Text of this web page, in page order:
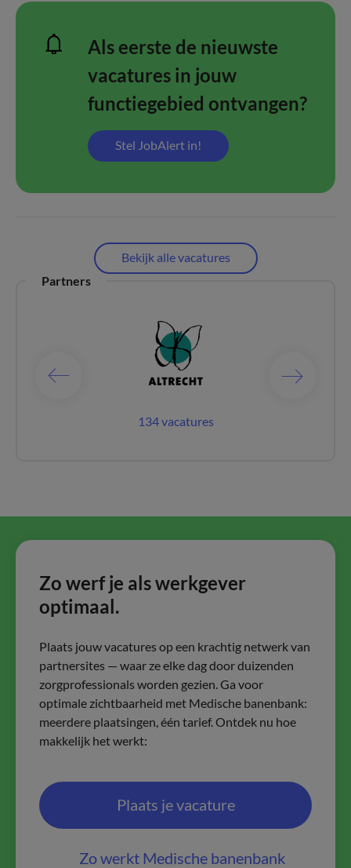
Als eerste de nieuwste
vacatures in jouw
functiegebied ontvangen?
Stel JobAlert in!
Bekijk alle vacatures
Partners
134 vacatures
Zo werf je als werkgever
optimaal.
Plaats jouw vacatures op een krachtig netwerk van
partnersites — waar ze elke dag door duizenden
zorgprofessionals worden gezien. Ga voor
optimale zichtbaarheid met Medische banenbank:
meerdere plaatsingen, één tarief. Ontdek nu hoe
makkelijk het werkt:
Plaats je vacature
Zo werkt Medische banenbank